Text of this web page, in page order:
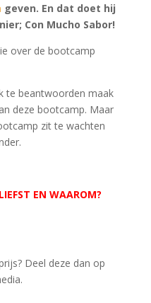
geven. En dat doet hij
Con Mucho Sabor!
over de bootcamp
te beantwoorden maak
deze bootcamp. Maar
zit te wachten
EN WAAROM?
Deel deze dan op